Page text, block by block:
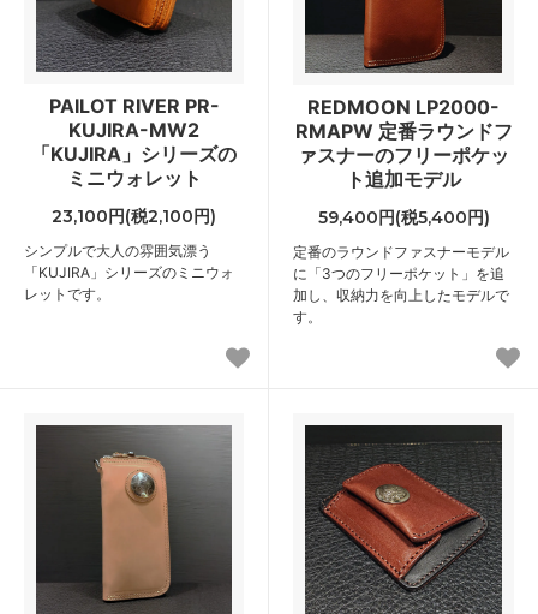
PAILOT RIVER PR-
KUJIRA-MW2
「KUJIRA」シリーズの
ミニウォレット
23,100円(税2,100円)
シンプルで大人の雰囲気漂う
「KUJIRA」シリーズのミニウォ
レットです。
REDMOON LP2000-
RMAPW 定番ラウンドフ
ァスナーのフリーポケッ
ト追加モデル
59,400円(税5,400円)
定番のラウンドファスナーモデル
に「3つのフリーポケット」を追
加し、収納力を向上したモデルで
す。